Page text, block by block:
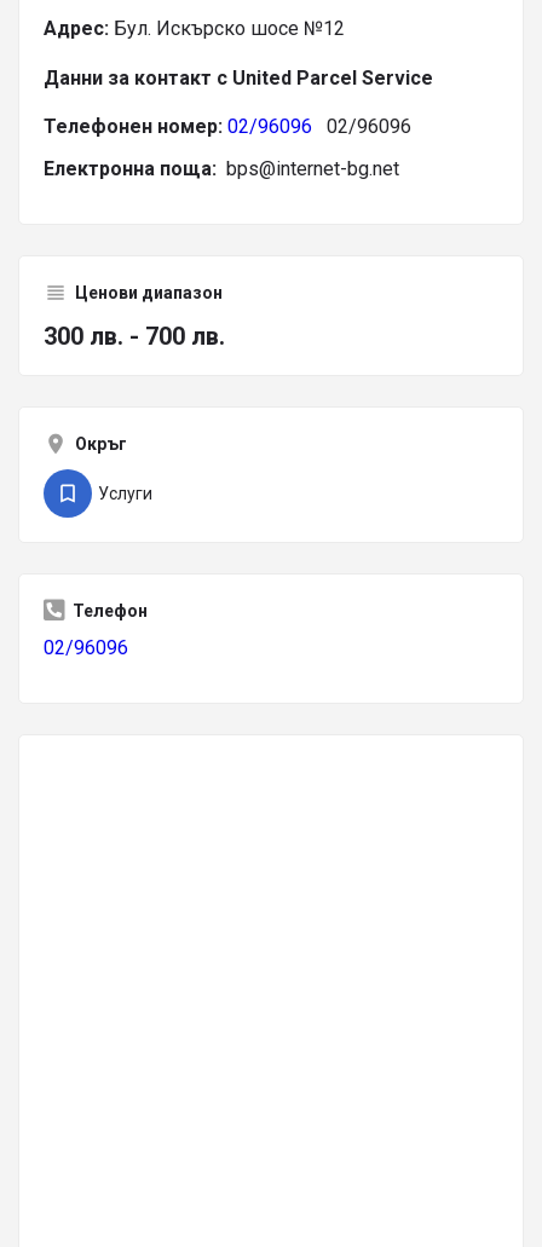
Адрес: Бул. Искърско шосе №12
Данни за контакт с United Parcel Service
Телефонен номер: 02/96096 02/96096
Електронна поща: bps@internet-bg.net
Ценови диапазон
300 лв. - 700 лв.
Окръг
Услуги
Телефон
02/96096